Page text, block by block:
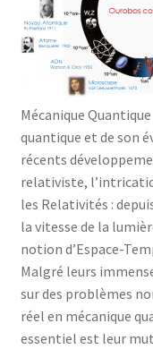
Mécanique
quantique et de son
récents
relativiste,
les Relativités :
la vitesse de la
notion d’Espace-
Malgré leurs
sur des problèmes
réel en mécanique
essentiel est leur